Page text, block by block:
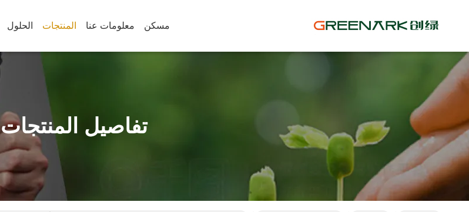
مسكن معلومات عنا المنتجات الحلول
تفاصيل المنتجات